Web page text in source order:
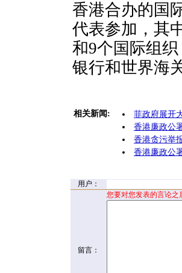
香港合办的国
代表参加，其
和9个国际组
银行和世界海
相关新闻:
菲政府展开
香港廉政公
香港贪污举
香港廉政公
用户：
留言：
您要对您发表的言论之